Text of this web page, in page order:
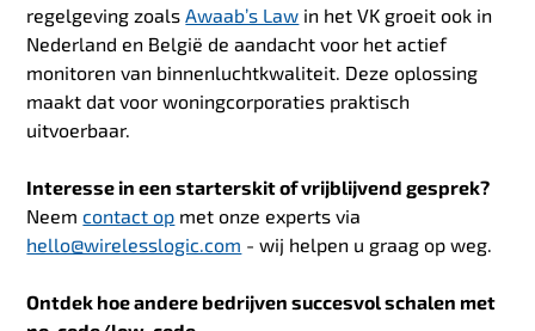
regelgeving zoalsAwaab’s Law in het VK groeit ook in
Nederland en België de aandacht voor het actief
monitoren van binnenluchtkwaliteit. Deze oplossing
maakt dat voor woningcorporaties praktisch
uitvoerbaar.
Interesse in een starterskit of vrijblijvend gesprek?
Neemcontact op met onze experts via
hello@wirelesslogic.com - wij helpen u graag op weg.
Ontdek hoe andere bedrijven succesvol schalen met